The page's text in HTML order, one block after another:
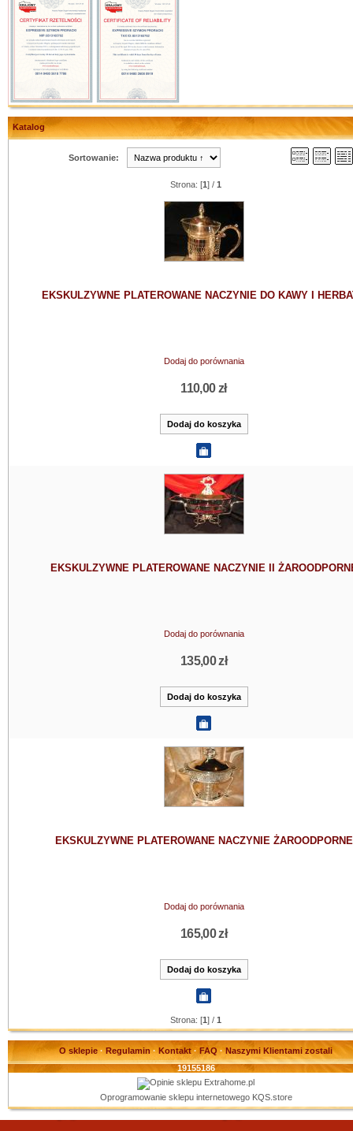
Katalog
Sortowanie:
Strona: [1] / 1
EKSKULZYWNE PLATEROWANE NACZYNIE DO KAWY I
Dodaj do porównania
110,00 zł
EKSKULZYWNE PLATEROWANE NACZYNIE II
Dodaj do porównania
135,00 zł
EKSKULZYWNE PLATEROWANE NACZYNIE ŻAROODPORNE
Dodaj do porównania
165,00 zł
Strona: [1] / 1
O sklepie ·Regulamin·Kontakt· FAQ ·Naszymi Klientami zostali
19155186
Oprogramowanie sklepu internetowegoKQS.store